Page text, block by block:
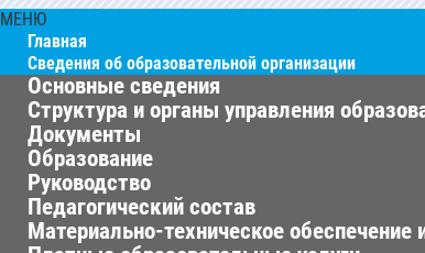
МЕНЮ
Главная
Сведения об образовательной организации
Основные сведения
Структура и органы управления
Документы
Образование
Руководство
Педагогический состав
Материально-техническое